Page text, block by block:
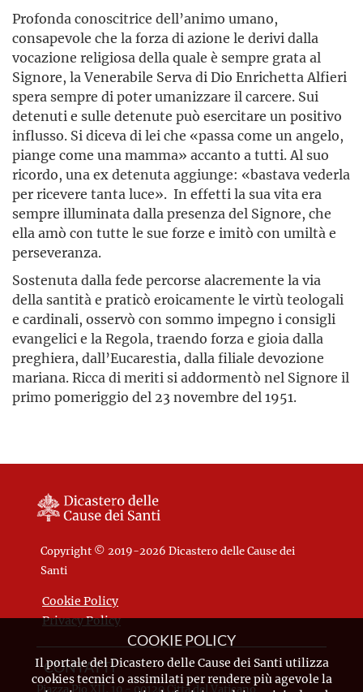
Profonda conoscitrice dell’animo umano,
consapevole che la forza di azione le derivi dalla
vocazione religiosa della quale è sempre grata al
Signore, la Venerabile Serva di Dio Enrichetta Alfieri
spera sempre di poter umanizzare il carcere. Sui
detenuti e sulle detenute può esercitare un positivo
influsso. Si diceva di lei che «passa come un angelo,
piange come una mamma» accanto a tutti. Al suo
ricordo, una ex detenuta aggiunge: «bastava vederla
per ricevere tanta luce». In effetti la sua vita era
sempre illuminata dalla presenza del Signore, che
ella amò con tutte le sue forze e imitò con umiltà e
perseveranza.
Sostenuta dalla fede percorse alacremente la via
della santità e praticò eroicamente le virtù teologali
e cardinali, osservò con sommo impegno i consigli
evangelici e la Regola, traendo forza e gioia dalla
preghiera, dall’Eucarestia, dalla filiale devozione
mariana. Ricca di meriti si addormentò nel Signore il
primo pomeriggio del 23 novembre del 1951.
Copyright © 2019-2026 Dicastero delle Cause dei
Santi
Cookie Policy
Privacy Policy
CONTATTI
Piazza Pio XII, 10 - 00120 Città del Vaticano
COOKIE POLICY
Il portale del Dicastero delle Cause dei Santi utilizza
cookies tecnici o assimilati per rendere più agevole la